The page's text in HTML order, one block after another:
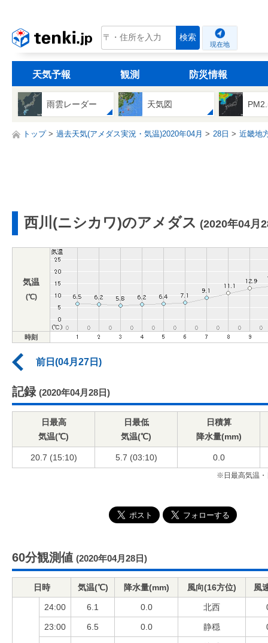
tenki.jp 検索
現在地
天気予報 観測 防災情報
雨雲レーダー 天気図
トップ 過去天気(アメダス実況・気温)2020年04月 28日 近畿地
西川(ニシカワ)のアメダス (2020年04月
気温
(℃)
時刻
前日(04月27日)
記録 (2020年04月28日)
日最高
気温(℃)
日最低
気温(℃)
日積算
降水量(mm)
20.7 (15:10) 5.7 (03:10) 0.0
※日最高気温・
60分観測値 (2020年04月28日)
日時 気温(℃) 降水量(mm) 風向(16方位) 風
24:00 6.1 0.0 北西
23:00 6.5 0.0 静穏